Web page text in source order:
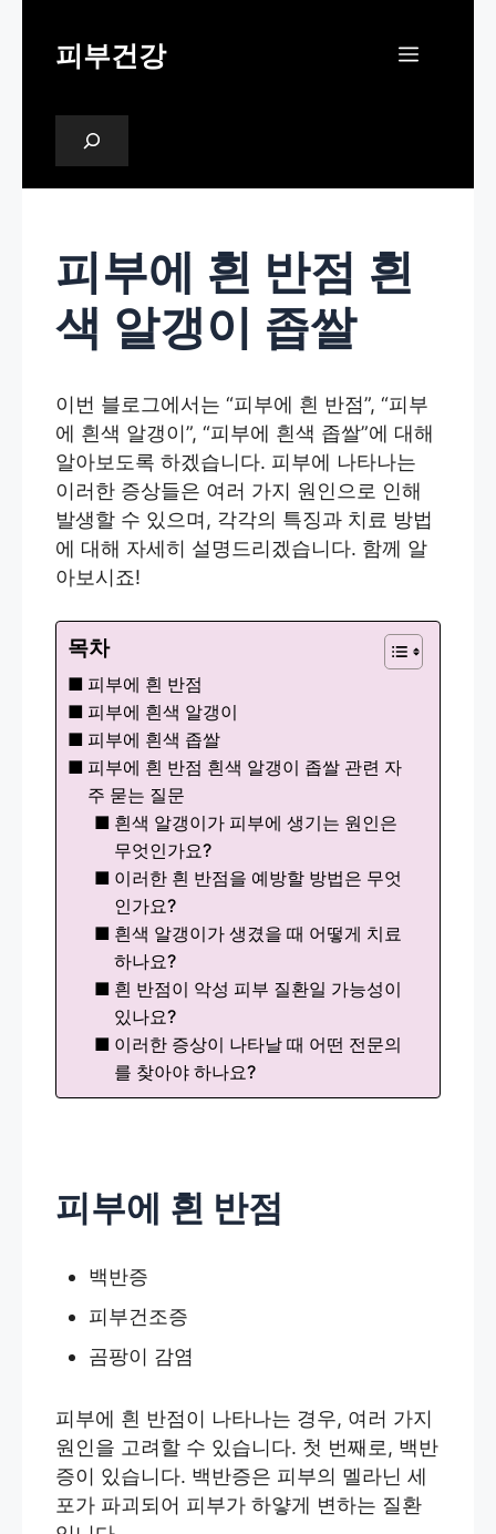
content피부건강 Menu
피부에 흰 반점 흰
색 알갱이 좁쌀
이번 블로그에서는 “피부에 흰 반점”, “피부
에 흰색 알갱이”, “피부에 흰색 좁쌀”에 대해
알아보도록 하겠습니다. 피부에 나타나는
이러한 증상들은 여러 가지 원인으로 인해
발생할 수 있으며, 각각의 특징과 치료 방법
에 대해 자세히 설명드리겠습니다. 함께 알
아보시죠!
목차
피부에 흰 반점
피부에 흰색 알갱이
피부에 흰색 좁쌀
피부에 흰 반점 흰색 알갱이 좁쌀 관련 자
주 묻는 질문
흰색 알갱이가 피부에 생기는 원인은
무엇인가요?
이러한 흰 반점을 예방할 방법은 무엇
인가요?
흰색 알갱이가 생겼을 때 어떻게 치료
하나요?
흰 반점이 악성 피부 질환일 가능성이
있나요?
이러한 증상이 나타날 때 어떤 전문의
를 찾아야 하나요?
피부에 흰 반점
백반증
피부건조증
곰팡이 감염
피부에 흰 반점이 나타나는 경우, 여러 가지
원인을 고려할 수 있습니다. 첫 번째로, 백반
증이 있습니다. 백반증은 피부의 멜라닌 세
포가 파괴되어 피부가 하얗게 변하는 질환